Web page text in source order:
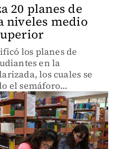
20 planes de
niveles medio
los planes de
en la
los cuales se
el semáforo
permita.